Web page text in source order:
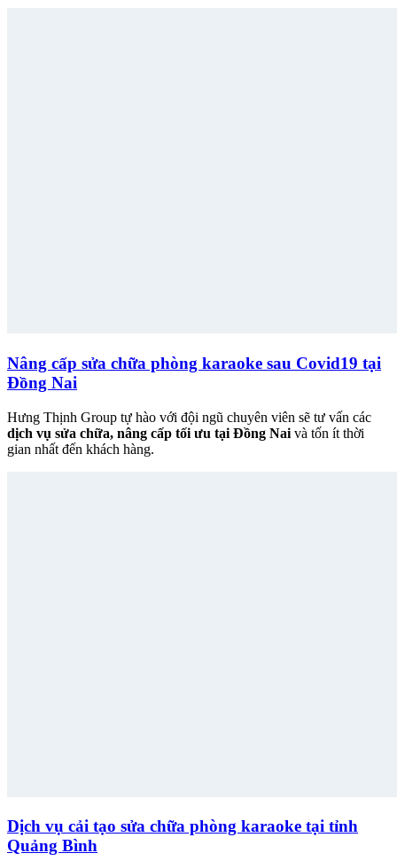
Nâng cấp sửa chữa phòng karaoke sau Covid19 tại
Đồng Nai
Hưng Thịnh Group tự hào với đội ngũ chuyên viên sẽ tư vấn các
dịch vụ sửa chữa, nâng cấp tối ưu tại Đồng Nai và tốn ít thời
gian nhất đến khách hàng.
Dịch vụ cải tạo sửa chữa phòng karaoke tại tỉnh
Quảng Bình